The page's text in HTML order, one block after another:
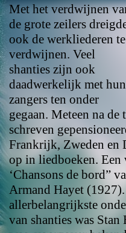
Met het verdwijnen
de grote zeilers
ook de werkliederen te
verdwijnen. Veel
shanties zijn ook
daadwerkelijk met hun
zangers ten onder
gegaan. Meteen na
schreven
Frankrijk, Zweden en
op in liedboeken. Een
‘Chansons de bord”
Armand Hayet
allerbelangrijkste
van shanties was